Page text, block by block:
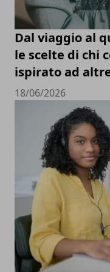
Dal viaggio al
le scelte di chi
ispirato ad
18/06/2026